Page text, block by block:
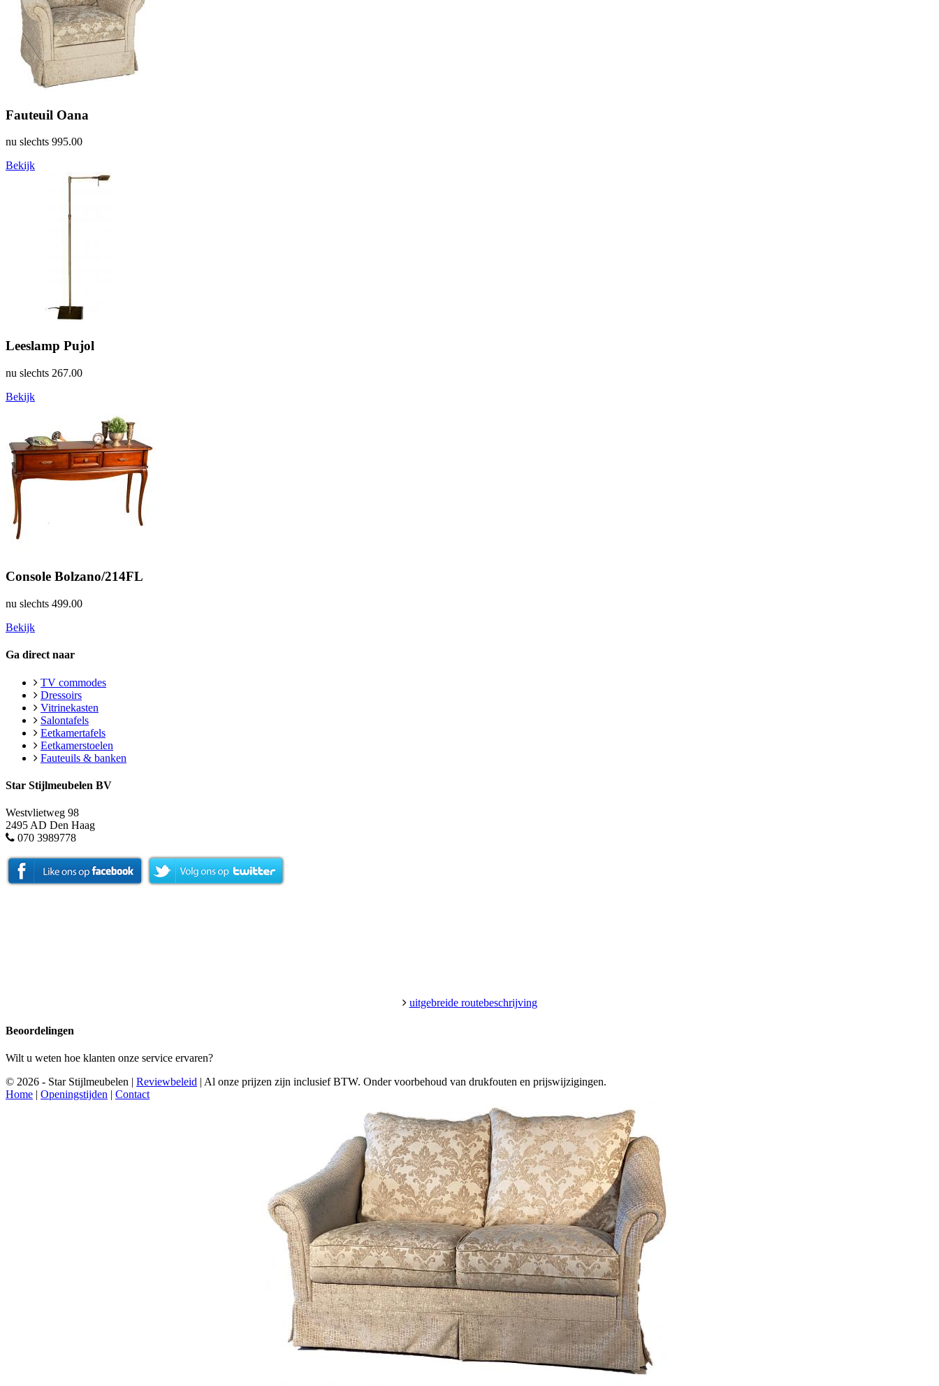
Fauteuil Oana
nu slechts 995.00
Bekijk
Leeslamp Pujol
nu slechts 267.00
Bekijk
Console Bolzano/214FL
nu slechts 499.00
Bekijk
Ga direct naar
TV commodes
Dressoirs
Vitrinekasten
Salontafels
Eetkamertafels
Eetkamerstoelen
Fauteuils & banken
Star Stijlmeubelen BV
Westvlietweg 98
2495 AD Den Haag
070 3989778
uitgebreide routebeschrijving
Beoordelingen
Wilt u weten hoe klanten onze service ervaren?
© 2026 - Star Stijlmeubelen | Reviewbeleid | Al onze prijzen zijn inclusief BTW. Onder voorbehoud van drukfouten en prijswijzigingen.
Home | Openingstijden | Contact